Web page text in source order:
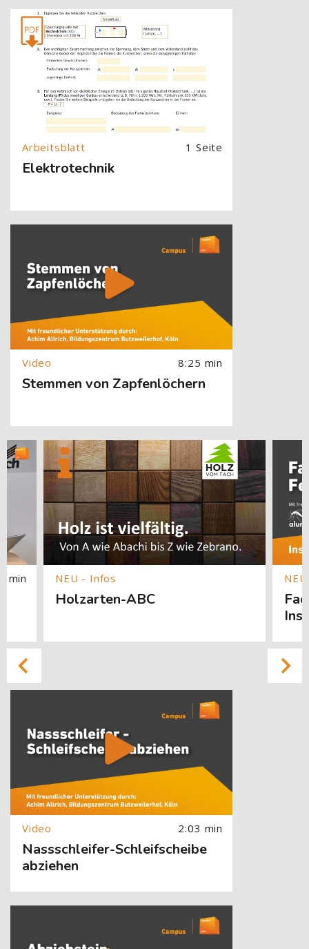
[Cocoon] About (Text with Image) überspringen
1 Seite
Elektrotechnik
[Cocoon] About (Text with Image) überspringen
8:25 min
Stemmen von Zapfenlöchern
[Cocoon] Custom HTML überspringen
min
[Cocoon] About (Text with Image) überspringen
Holzarten-ABC
[Cocoon] About (Text with Image) überspringen
2:03 min
Nassschleifer-Schleifscheibe
abziehen
[Cocoon] About (Text with Image) überspringen